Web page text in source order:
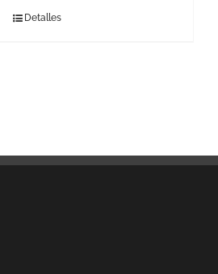
Detalles